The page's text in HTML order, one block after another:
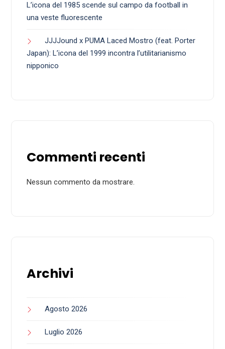
L’icona del 1985 scende sul campo da football in
una veste fluorescente
JJJJound x PUMA Laced Mostro (feat. Porter
Japan): L’icona del 1999 incontra l’utilitarianismo
nipponico
Commenti recenti
Nessun commento da mostrare.
Archivi
Agosto 2026
Luglio 2026